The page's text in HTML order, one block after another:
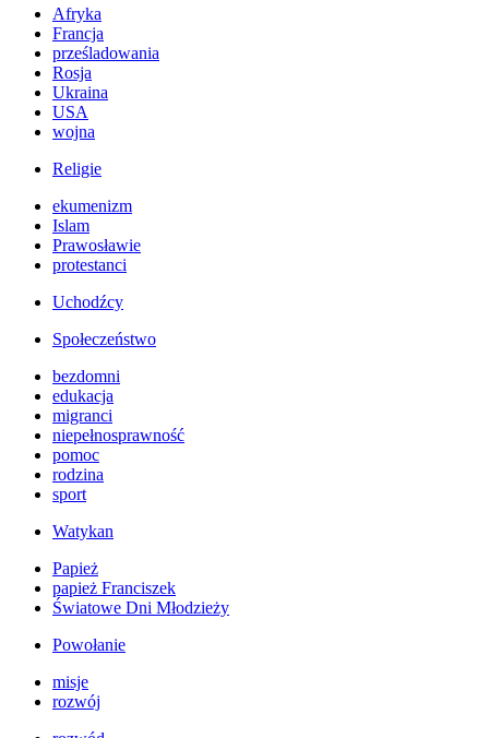
Afryka
Francja
prześladowania
Rosja
Ukraina
USA
wojna
Religie
ekumenizm
Islam
Prawosławie
protestanci
Uchodźcy
Społeczeństwo
bezdomni
edukacja
migranci
niepełnosprawność
pomoc
rodzina
sport
Watykan
Papież
papież Franciszek
Światowe Dni Młodzieży
Powołanie
misje
rozwój